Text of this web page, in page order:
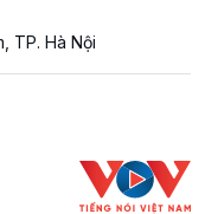
TP. Hà Nội